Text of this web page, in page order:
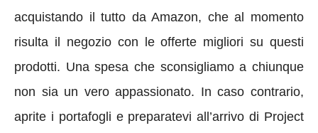
acquistando il tutto da Amazon, che al momento
risulta il negozio con le offerte migliori su questi
prodotti. Una spesa che sconsigliamo a chiunque
non sia un vero appassionato. In caso contrario,
aprite i portafogli e preparatevi all’arrivo di Project